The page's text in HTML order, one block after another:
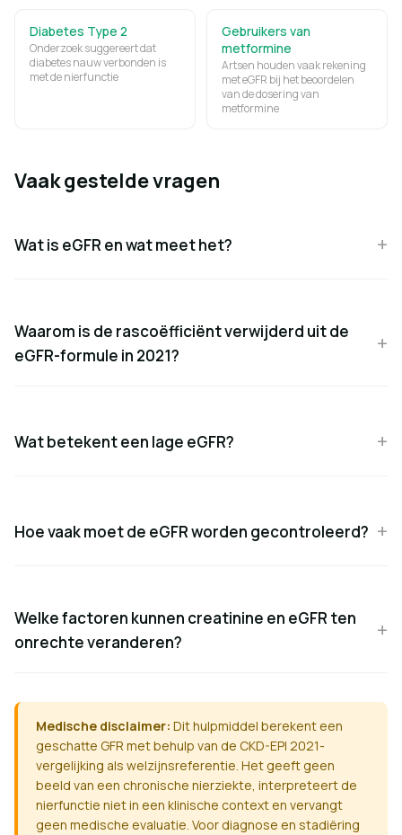
Diabetes Type 2
Onderzoek suggereert dat
diabetes nauw verbonden is
met de nierfunctie
Gebruikers van
metformine
Artsen houden vaak rekening
met eGFR bij het beoordelen
van de dosering van
metformine
Vaak gestelde vragen
Wat is eGFR en wat meet het?
Waarom is de rascoëfficiënt verwijderd uit de
eGFR-formule in 2021?
Wat betekent een lage eGFR?
Hoe vaak moet de eGFR worden gecontroleerd?
Welke factoren kunnen creatinine en eGFR ten
onrechte veranderen?
Medische disclaimer: Dit hulpmiddel berekent een
geschatte GFR met behulp van de CKD-EPI 2021-
vergelijking als welzijnsreferentie. Het geeft geen
beeld van een chronische nierziekte, interpreteert de
nierfunctie niet in een klinische context en vervangt
geen medische evaluatie. Voor diagnose en stadiëring